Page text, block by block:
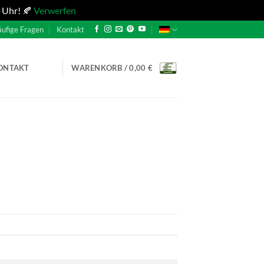
🍂 Verwerfen
Fragen Kontakt
WARENKORB /0,00 €